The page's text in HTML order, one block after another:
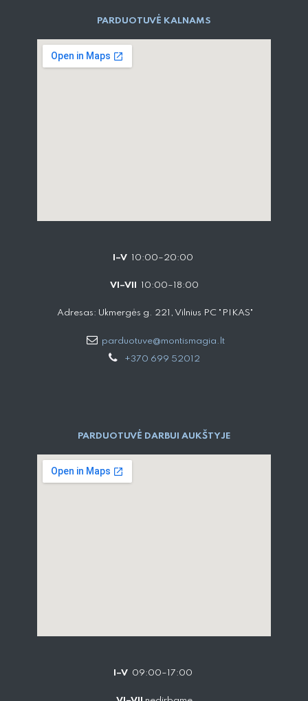
PARD​UOTUVĖ​ KALNAMS
I–V 10:00–20:00
VI–VII 10:00–18:00
Adresas: Ukmergės g. 221, Vilnius PC "PIKAS"
parduotuve@montismagia.lt
+370 699 52012
PARDUOTUVĖ DARBUI AUKŠTYJE
I–V 09:00–17:00